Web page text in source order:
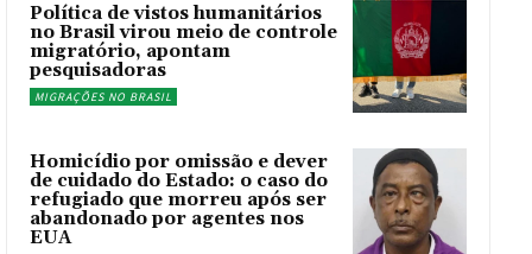
Política de vistos humanitários
no Brasil virou meio de controle
migratório, apontam
pesquisadoras
MIGRAÇÕES NO BRASIL
Homicídio por omissão e dever
de cuidado do Estado: o caso do
refugiado que morreu após ser
abandonado por agentes nos
EUA